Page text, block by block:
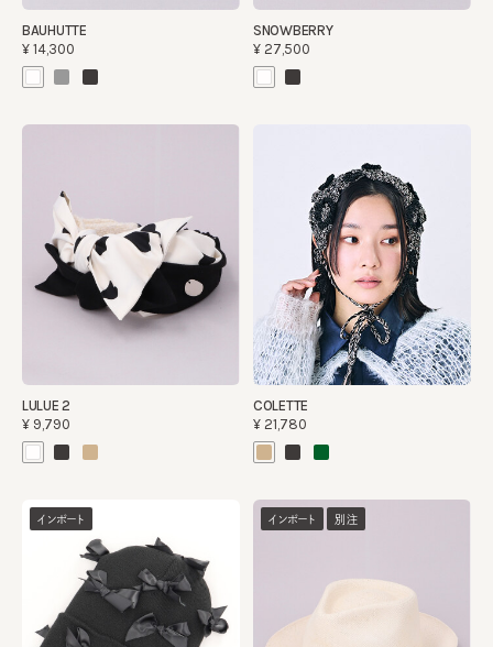
BAUHUTTE
¥14,300
SNOWBERRY
¥27,500
LULUE 2
¥9,790
COLETTE
¥21,780
インポート インポート 別注